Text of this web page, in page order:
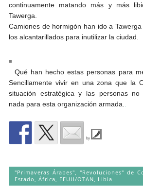
continuamente matando más y más
Tawerga.
Camiones de hormigón han ido a
los alcantarillados para inutilizar la ciudad.
Qué han hecho estas personas para
Sencillamente vivir en una zona que la
situación estratégica y las personas no
nada para esta organización armada.
by
"Primaveras Árabes", "Revoluciones" de
Estado
África EEUU/OTAN
Libia